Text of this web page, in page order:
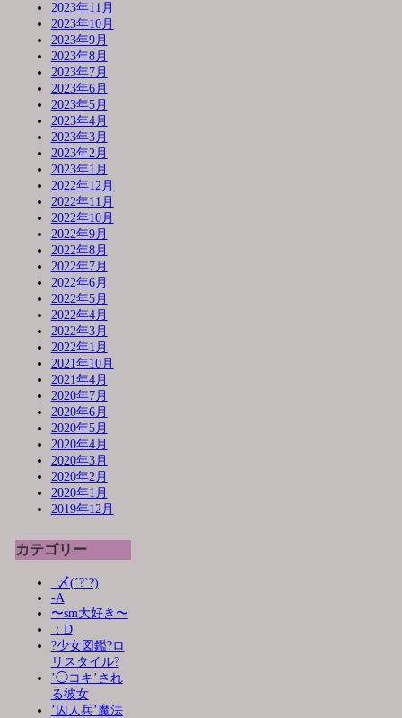
2023年11月
2023年10月
2023年9月
2023年8月
2023年7月
2023年6月
2023年5月
2023年4月
2023年3月
2023年2月
2023年1月
2022年12月
2022年11月
2022年10月
2022年9月
2022年8月
2022年7月
2022年6月
2022年5月
2022年4月
2022年3月
2022年1月
2021年10月
2021年4月
2020年7月
2020年6月
2020年5月
2020年4月
2020年3月
2020年2月
2020年1月
2019年12月
カテゴリー
_〆(´?`?)
-A
〜sm大好き〜
：D
?少女図鑑?ロ
リスタイル?
’◯コキ’され
る彼女
’囚人兵’魔法